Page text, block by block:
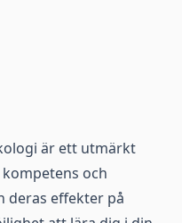
är ett utmärkt
och
deras effekter på